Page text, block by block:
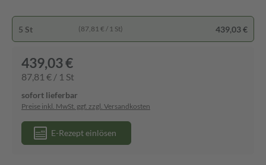
5 St (87,81 € / 1 St) 439,03 €
439,03 €
87,81 € / 1 St
sofort lieferbar
Preise inkl. MwSt. ggf. zzgl. Versandkosten
E-Rezept einlösen